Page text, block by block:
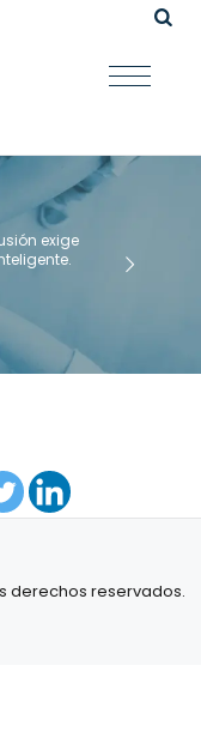
exige
derechos reservados.